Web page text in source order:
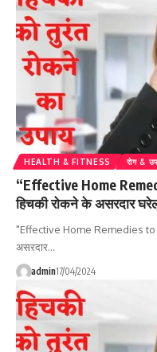
HEALTH & FITNESS रोग &
“Effective Home
हिचकी रोकने के असरदार
"Effective Home Remedies to
असरदार…
admin17/04/2024